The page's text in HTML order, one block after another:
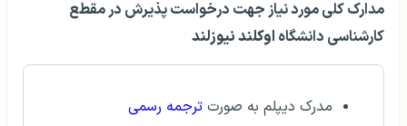
مدارک کلی مورد نياز جهت درخواستپذيرش در مقطع
کارشناسی دانشگاه اوکلند نیوزلند
مدرک ديپلم به صورت ترجمه رسمی